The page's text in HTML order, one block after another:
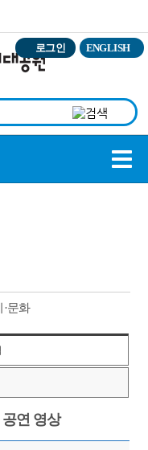
로그인 ENGLISH
·문화
연 영상